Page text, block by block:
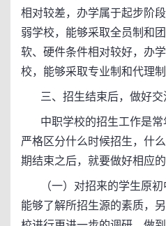
相对较差，办学属于起步阶
弱学校，能够采取全员制和
软、硬件条件相对较好，办
校，能够采取专业制和代理制
三、招生结束后，做好交
中职学校的招生工作是常
严格区分什么时候招生，什
期结束之后，就要做好相应的
（一）对招来的学生原初
能够了解所招生源的素质，